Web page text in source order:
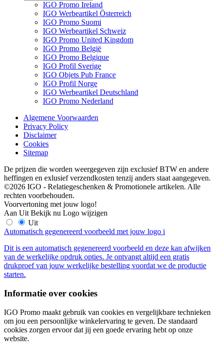
IGO Promo Ireland
IGO Werbeartikel Österreich
IGO Promo Suomi
IGO Werbeartikel Schweiz
IGO Promo United Kingdom
IGO Promo België
IGO Promo Belgique
IGO Profil Sverige
IGO Objets Pub France
IGO Profil Norge
IGO Werbeartikel Deutschland
IGO Promo Nederland
Algemene Voorwaarden
Privacy Policy
Disclaimer
Cookies
Sitemap
De prijzen die worden weergegeven zijn exclusief BTW en andere
heffingen en exlusief verzendkosten tenzij anders staat aangegeven.
©2026 IGO - Relatiegeschenken & Promotionele artikelen. Alle
rechten voorbehouden.
Voorvertoning met jouw logo!
Aan Uit Bekijk nu Logo wijzigen
Uit
Automatisch gegenereerd voorbeeld met jouw logo i
Dit is een automatisch gegenereerd voorbeeld en deze kan afwijken
van de werkelijke opdruk opties. Je ontvangt altijd een gratis
drukproef van jouw werkelijke bestelling voordat we de productie
starten.
Informatie over cookies
IGO Promo maakt gebruik van cookies en vergelijkbare technieken
om jou een persoonlijke winkelervaring te geven. De standaard
cookies zorgen ervoor dat jij een goede ervaring hebt op onze
website.